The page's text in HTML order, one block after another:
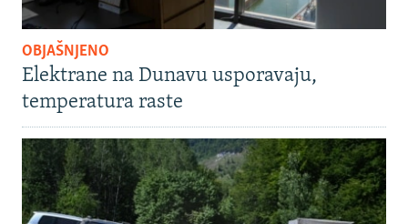
OBJAŠNJENO
Elektrane na Dunavu usporavaju,
temperatura raste